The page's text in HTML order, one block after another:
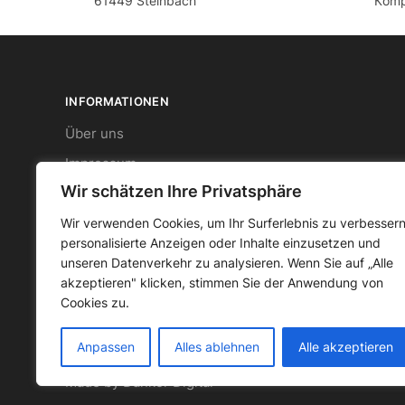
Wir schätzen Ihre Privatsphäre
Wir verwenden Cookies, um Ihr Surferlebnis zu
personalisierte Anzeigen oder Inhalte einzusetzen und
unseren Datenverkehr zu analysieren. Wenn Sie auf „Alle
akzeptieren" klicken, stimmen Sie der Anwendung von
Cookies zu.
Anpassen Alles ablehnen Alle akzeptieren
INFORMATIONEN
Über uns
Impressum
Datenschutz
AGB
Widerrufsbelehrung
Made by Dankor Digital